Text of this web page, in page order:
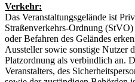
Verkehr:
Das Veranstaltungsgelände ist
Straßenverkehrs-Ordnung
oder Befahren des Geländes
Aussteller sowie sonstige Nutzer
Platzordnung als verbindlich an.
Veranstalters, des